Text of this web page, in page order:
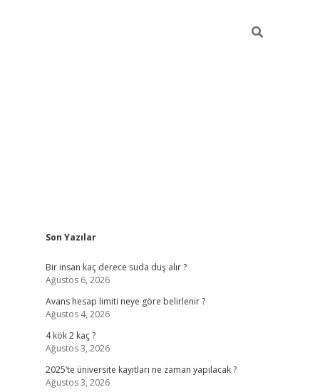
Sidebar
Son Yazılar
Bir insan kaç derece suda duş alır ?
Ağustos 6, 2026
Avans hesap limiti neye göre belirlenir ?
Ağustos 4, 2026
4 kök 2 kaç ?
Ağustos 3, 2026
2025’te üniversite kayıtları ne zaman yapılacak ?
Ağustos 3, 2026